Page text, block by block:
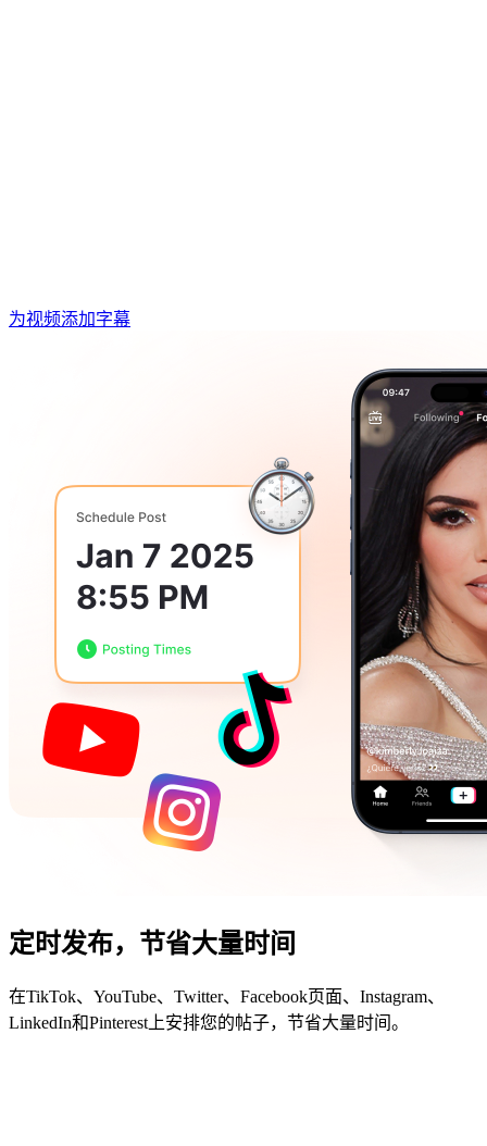
为视频添加字幕
定时发布， 节省大量时间
在TikTok、YouTube、Twitter、Facebook页面、Instagram、
LinkedIn和Pinterest上安排您的帖子，节省大量时间。